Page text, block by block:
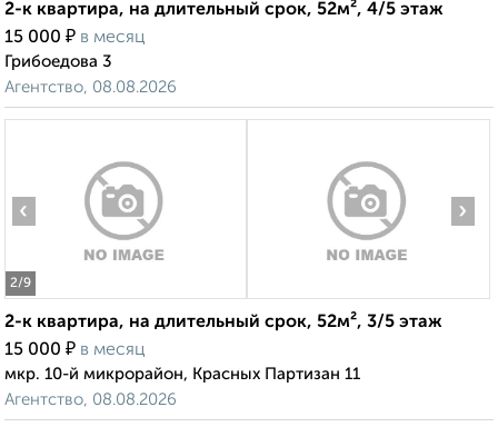
2-к квартира, на длительный срок, 52м², 4/5 этаж
15 000 ₽ в месяц
Грибоедова 3
Агентство, 08.08.2026
2/9
‹ ›
2-к квартира, на длительный срок, 52м², 3/5 этаж
15 000 ₽ в месяц
мкр. 10-й микрорайон, Красных Партизан 11
Агентство, 08.08.2026